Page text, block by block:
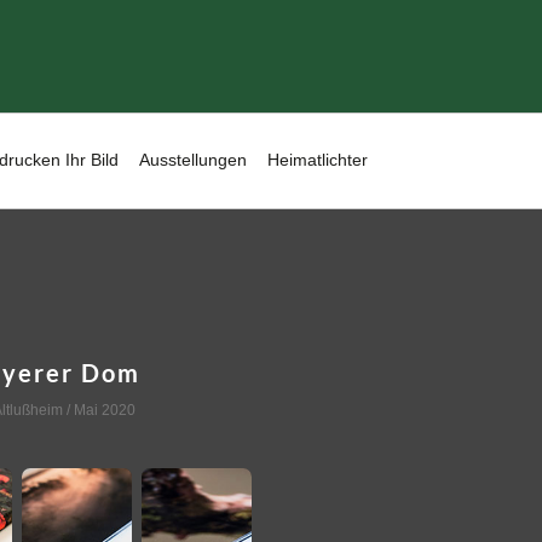
Ihr Bild Ausstellungen Heimatlichter
Dom
/ Mai 2020